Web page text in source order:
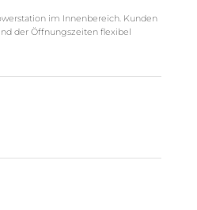
im Innenbereich. Kunden
der Öffnungszeiten flexibel